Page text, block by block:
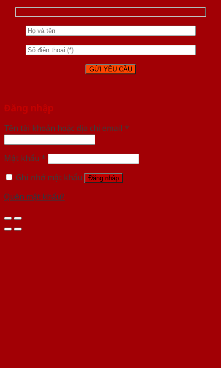
Đăng nhập
Tên tài khoản hoặc địa chỉ email *
Mật khẩu *
Ghi nhớ mật khẩu
Đăng nhập
Quên mật khẩu?